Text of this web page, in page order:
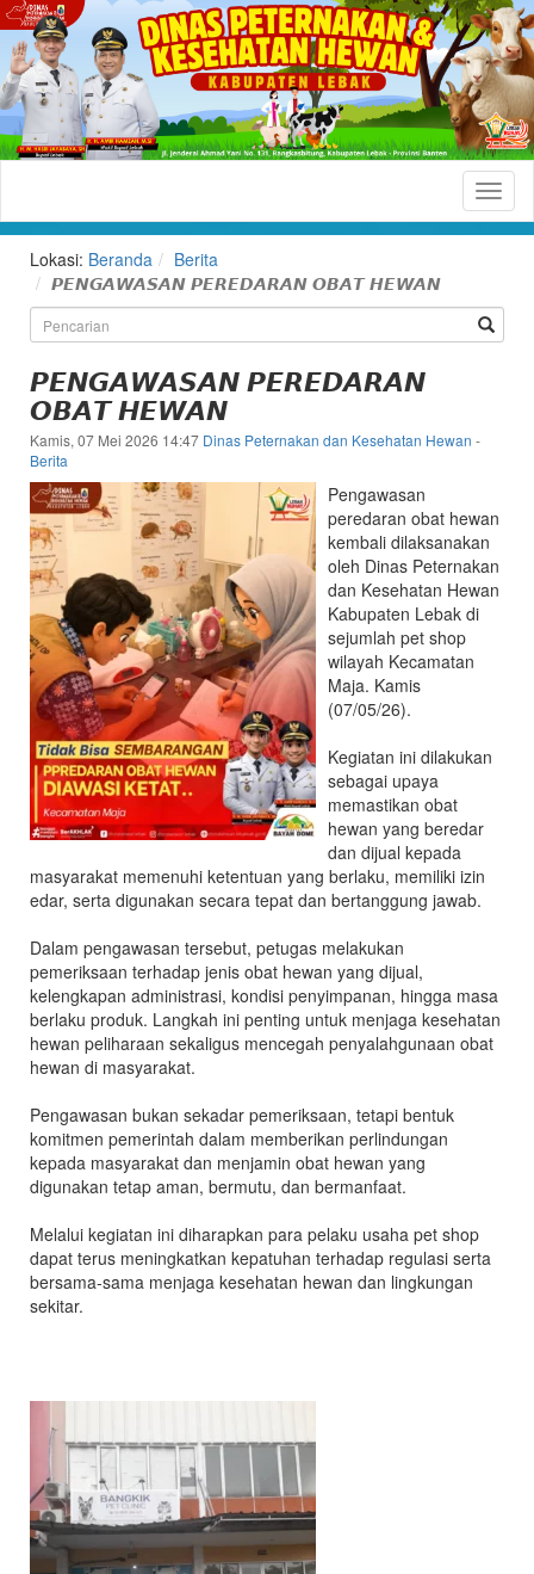
Peternakan
dan
Kesehatan
Hewan
Kabupaten
Lebak
Situs
Resmi
Dinas
Peternakan
dan
Kesehatan
Hewan
Kabupaten
Lebak
Lokasi: Beranda
Berita
𝙋𝙀𝙉𝙂𝘼𝙒𝘼𝙎𝘼𝙉 𝙋𝙀𝙍𝙀𝘿𝘼𝙍𝘼𝙉 𝙊𝘽𝘼𝙏 𝙃𝙀𝙒𝘼𝙉
𝙋𝙀𝙉𝙂𝘼𝙒𝘼𝙎𝘼𝙉 𝙋𝙀𝙍𝙀𝘿𝘼𝙍𝘼𝙉
𝙊𝘽𝘼𝙏 𝙃𝙀𝙒𝘼𝙉
Kamis, 07 Mei 2026 14:47 Dinas Peternakan dan Kesehatan Hewan -
Berita
Pengawasan
peredaran obat hewan
kembali dilaksanakan
oleh Dinas Peternakan
dan Kesehatan Hewan
Kabupaten Lebak di
sejumlah pet shop
wilayah Kecamatan
Maja. Kamis
(07/05/26).
Kegiatan ini dilakukan
sebagai upaya
memastikan obat
hewan yang beredar
dan dijual kepada
masyarakat memenuhi ketentuan yang berlaku, memiliki izin
edar, serta digunakan secara tepat dan bertanggung jawab.
Dalam pengawasan tersebut, petugas melakukan
pemeriksaan terhadap jenis obat hewan yang dijual,
kelengkapan administrasi, kondisi penyimpanan, hingga masa
berlaku produk. Langkah ini penting untuk menjaga kesehatan
hewan peliharaan sekaligus mencegah penyalahgunaan obat
hewan di masyarakat.
Pengawasan bukan sekadar pemeriksaan, tetapi bentuk
komitmen pemerintah dalam memberikan perlindungan
kepada masyarakat dan menjamin obat hewan yang
digunakan tetap aman, bermutu, dan bermanfaat.
Melalui kegiatan ini diharapkan para pelaku usaha pet shop
dapat terus meningkatkan kepatuhan terhadap regulasi serta
bersama-sama menjaga kesehatan hewan dan lingkungan
sekitar.